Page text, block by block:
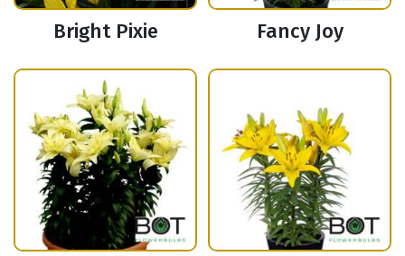
Bright Pixie Fancy Joy